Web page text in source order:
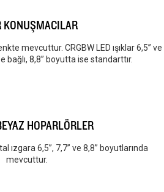
KONUŞMACILAR
mevcuttur. CRGBW LED ışıklar 6,5” ve
bağlı, 8,8” boyutta ise standarttır.
HOPARLÖRLER
ızgara 6,5”, 7,7” ve 8,8” boyutlarında
mevcuttur.